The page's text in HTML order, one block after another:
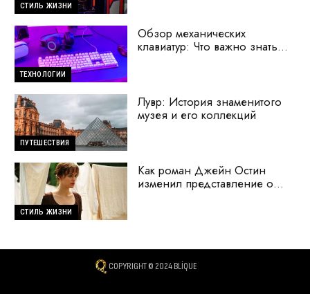
СТИЛЬ ЖИЗНИ
ТЕХНОЛОГИИ
Обзор механических
клавиатур: Что важно знать
ПУТЕШЕСТВИЯ
Лувр: История знаменитого
музея и его коллекций
СТИЛЬ ЖИЗНИ
Как роман Джейн Остин
изменил представление о
COPYRIGHT © 2024 BLÍQUE